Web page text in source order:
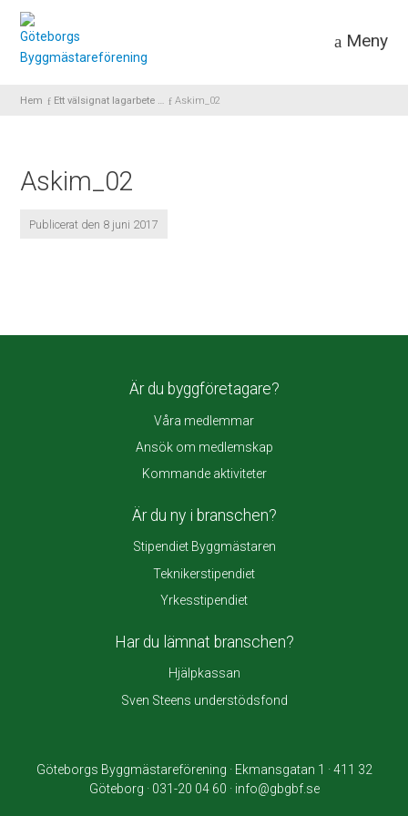
Meny
Hem Ett välsignat lagarbete … Askim_02
Askim_02
Publicerat den 8 juni 2017
Är du byggföretagare?
Våra medlemmar
Ansök om medlemskap
Kommande aktiviteter
Är du ny i branschen?
Stipendiet Byggmästaren
Teknikerstipendiet
Yrkesstipendiet
Har du lämnat branschen?
Hjälpkassan
Sven Steens understödsfond
Göteborgs Byggmästareförening · Ekmansgatan 1 · 411 32
Göteborg · 031-20 04 60 · info@gbgbf.se